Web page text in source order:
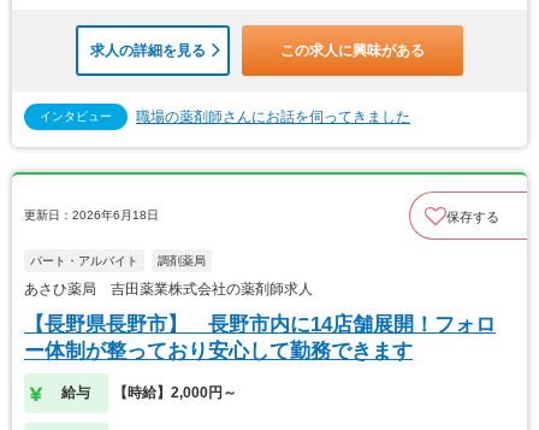
求人の詳細を見る この求人に興味がある
インタビュー 職場の薬剤師さんにお話を伺ってきました
更新日：2026年6月18日 保存する
パート・アルバイト 調剤薬局
あさひ薬局 吉田薬業株式会社の薬剤師求人
【長野県長野市】 長野市内に14店舗展開！フォロ
ー体制が整っており安心して勤務できます
給与 【時給】2,000円～